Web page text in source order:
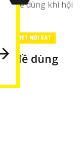
đề dùng khi hội
BÀI VIẾT NỔI BẬT
đề dùng